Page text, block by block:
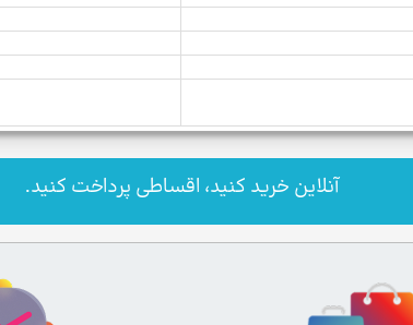
آنلاین خرید کنید، اقساطی پرداخت کنید.